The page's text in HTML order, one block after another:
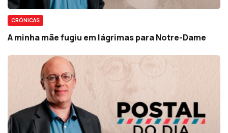
CRÓNICAS
A minha mãe fugiu em lágrimas para Notre-Dame